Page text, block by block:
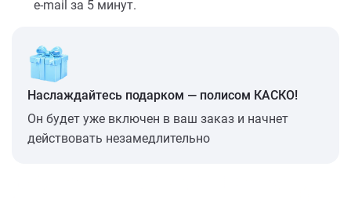
e-mail за 5 минут.
Наслаждайтесь подарком — полисом КАСКО!
Он будет уже включен в ваш заказ и начнет
действовать незамедлительно